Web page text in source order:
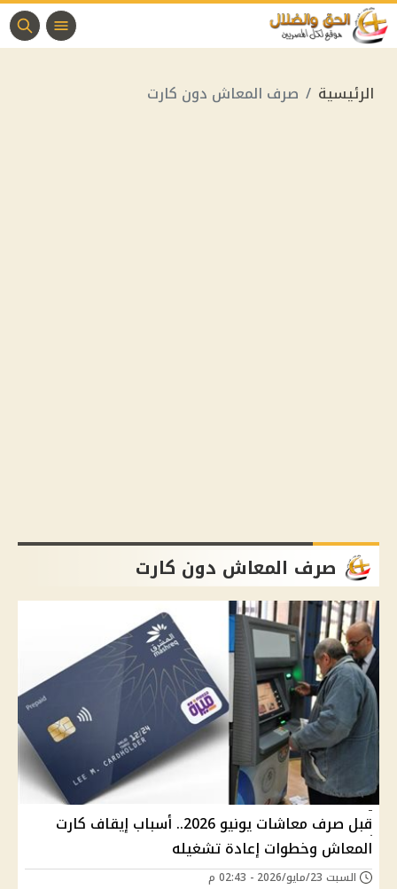
الرئيسية صرف المعاش دون كارت
صرف المعاش دون كارت
قبل صرف معاشات يونيو 2026.. أسباب إيقاف كارت
المعاش وخطوات إعادة تشغيله
السبت 23/مايو/2026 - 02:43 م